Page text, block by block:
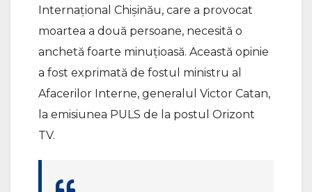
Internațional Chișinău, care a provocat
moartea a două persoane, necesită o
anchetă foarte minuțioasă. Această opinie
a fost exprimată de fostul ministru al
Afacerilor Interne, generalul Victor Catan,
la emisiunea PULS de la postul Orizont
TV.